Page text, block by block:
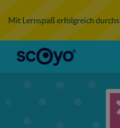
Mit Lernspaß erfolgreich